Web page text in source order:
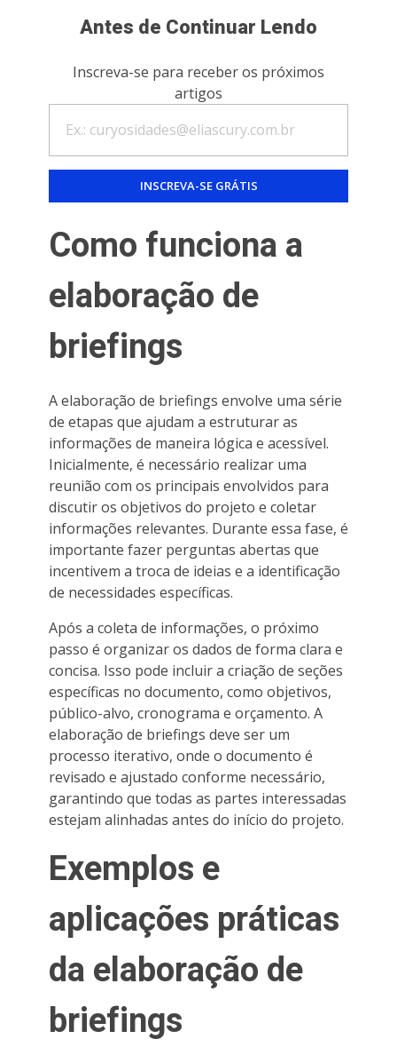
Antes de Continuar Lendo
Inscreva-se para receber os próximos
artigos
Como funciona a
elaboração de
briefings
A elaboração de briefings envolve uma série
de etapas que ajudam a estruturar as
informações de maneira lógica e acessível.
Inicialmente, é necessário realizar uma
reunião com os principais envolvidos para
discutir os objetivos do projeto e coletar
informações relevantes. Durante essa fase, é
importante fazer perguntas abertas que
incentivem a troca de ideias e a identificação
de necessidades específicas.
Após a coleta de informações, o próximo
passo é organizar os dados de forma clara e
concisa. Isso pode incluir a criação de seções
específicas no documento, como objetivos,
público-alvo, cronograma e orçamento. A
elaboração de briefings deve ser um
processo iterativo, onde o documento é
revisado e ajustado conforme necessário,
garantindo que todas as partes interessadas
estejam alinhadas antes do início do projeto.
Exemplos e
aplicações práticas
da elaboração de
briefings